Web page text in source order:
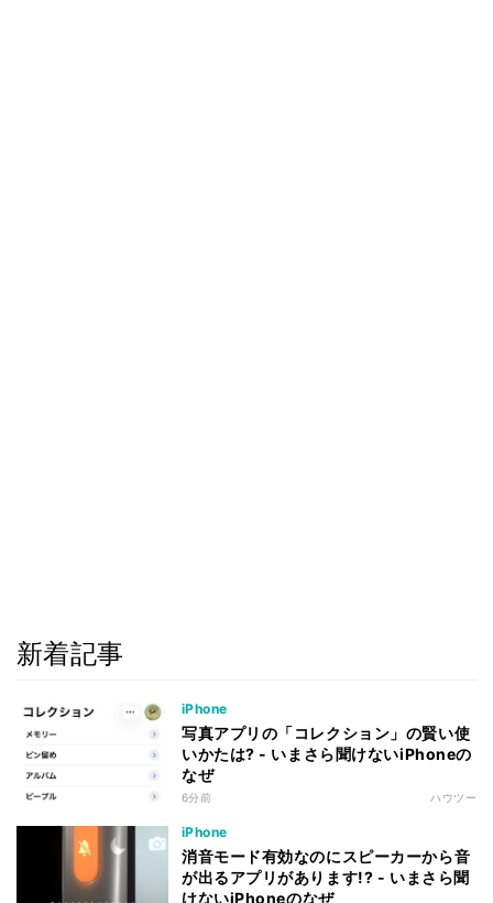
新着記事
iPhone
写真アプリの「コレクション」の賢い使
いかたは? - いまさら聞けないiPhoneの
なぜ
6分前 ハウツー
iPhone
消音モード有効なのにスピーカーから音
が出るアプリがあります!? - いまさら聞
けないiPhoneのなぜ